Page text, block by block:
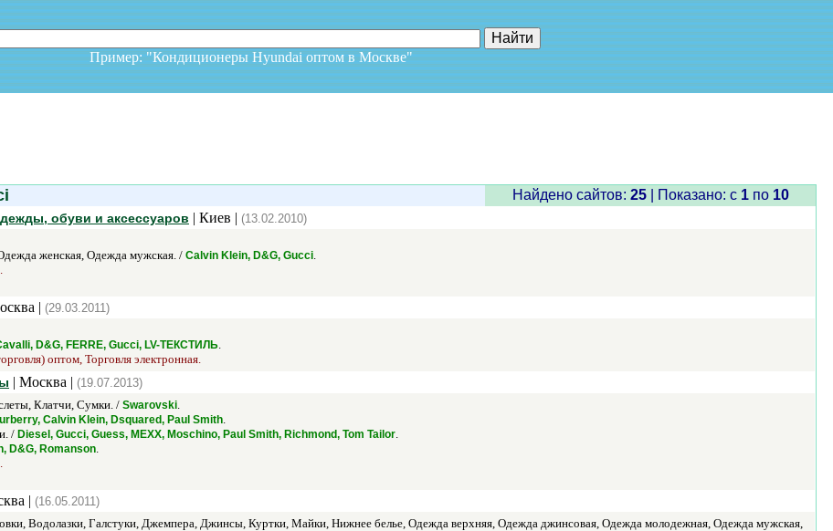
Пример: "Кондиционеры Hyundai оптом в Москве"
Найдено сайтов: 25| Показано: c 1по 10
обуви и аксессуаров | Киев | (13.02.2010)
женская, Одежда мужская. / Calvin Klein, D&G, Gucci.
| (29.03.2011)
D&G, FERRE, Gucci, LV-ТЕКСТИЛЬ.
оптом, Торговля электронная.
| Москва | (19.07.2013)
Клатчи, Сумки. / Swarovski.
Calvin Klein, Dsquared, Paul Smith.
/ Diesel, Gucci, Guess, MEXX, Moschino, Paul Smith, Richmond, Tom Tailor.
D&G, Romanson.
| (16.05.2011)
Водолазки, Галстуки, Джемпера, Джинсы, Куртки, Майки, Нижнее белье, Одежда верхняя, Одежда джинсовая, Одежда молодежная, Одежда мужская,